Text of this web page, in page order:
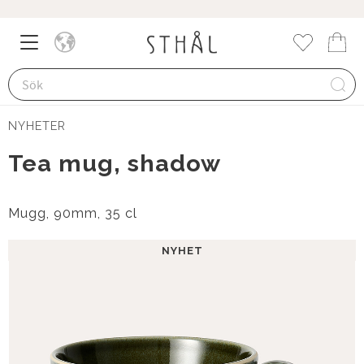
Meny
NYHETER
Tea mug, shadow
Mugg, 90mm, 35 cl
NYHET